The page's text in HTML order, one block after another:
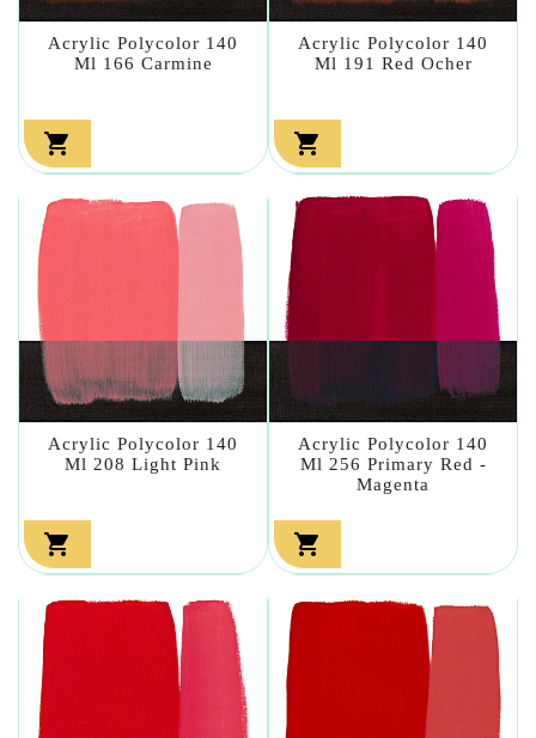
Acrylic Polycolor 140
Ml 166 Carmine

Acrylic Polycolor 140
Ml 191 Red Ocher

Acrylic Polycolor 140
Ml 208 Light Pink

Acrylic Polycolor 140
Ml 256 Primary Red -
Magenta
